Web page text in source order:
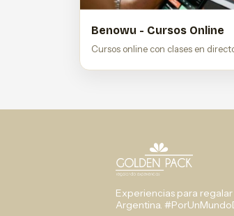
Benowu - Cursos Online
Cursos online con clases en
Experiencias para
Argentina.